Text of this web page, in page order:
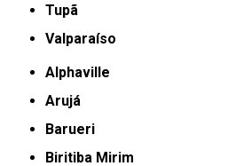
Tupã
Valparaíso
Alphaville
Arujá
Barueri
Biritiba Mirim